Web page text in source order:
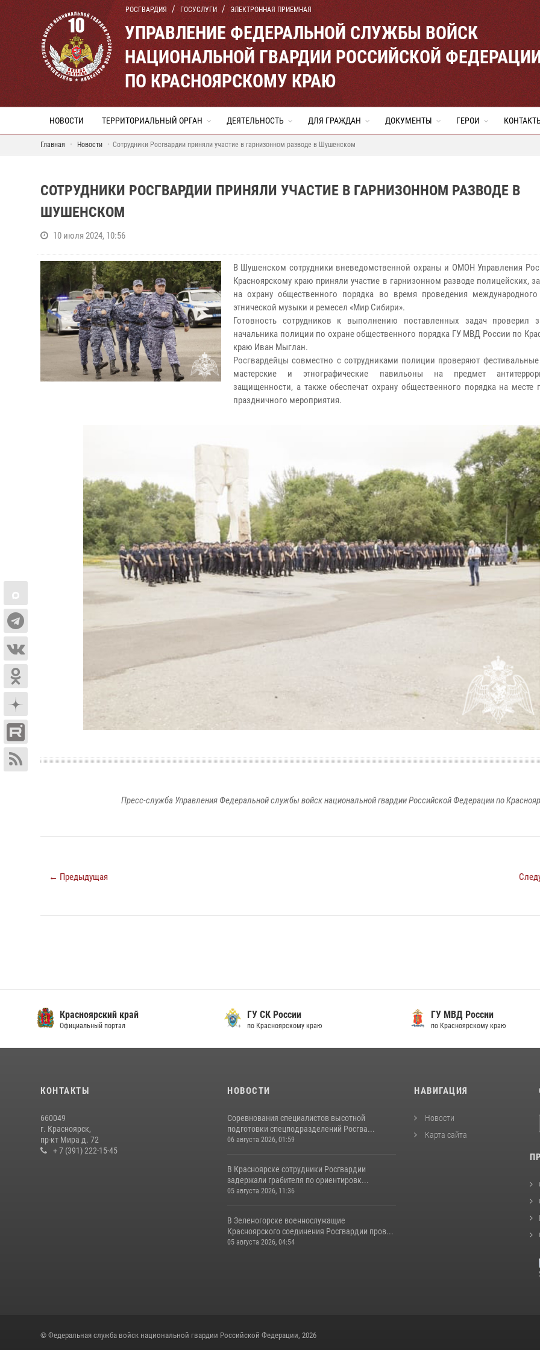
РОСГВАРДИЯ ГОСУСЛУГИ ЭЛЕКТРОННАЯ ПРИЕМНАЯ
УПРАВЛЕНИЕ ФЕДЕРАЛЬНОЙ СЛУЖБЫ ВОЙСК
НАЦИОНАЛЬНОЙ ГВАРДИИ РОССИЙСКОЙ
ПО КРАСНОЯРСКОМУ КРАЮ
НОВОСТИ ТЕРРИТОРИАЛЬНЫЙ ОРГАН ДЕЯТЕЛЬНОСТЬ ДЛЯ ГРАЖДАН ДОКУМЕНТЫ ГЕРОИ
Главная Новости Сотрудники Росгвардии приняли участие в гарнизонном разводе в Шушенском
СОТРУДНИКИ РОСГВАРДИИ ПРИНЯЛИ УЧАСТИЕ В ГАРНИЗОННОМ РАЗВОДЕ В
ШУШЕНСКОМ
10 июля 2024, 10:56
В Шушенском сотрудники вневедомственной охраны и ОМОН Управления
Красноярскому краю приняли участие в гарнизонном разводе полицейских,
на охрану общественного порядка во время проведения международного
этнической музыки и ремесел «Мир Сибири».
Готовность сотрудников к выполнению поставленных задач проверил
начальника полиции по охране общественного порядка ГУ МВД России по
краю Иван Мыглан.
Росгвардейцы совместно с сотрудниками полиции проверяют
мастерские и этнографические павильоны на предмет
защищенности, а также обеспечат охрану общественного порядка на месте
праздничного мероприятия.
Пресс-служба Управления Федеральной службы войск национальной гвардии Российской Федерации по
← Предыдущая
Красноярский край
Официальный портал
ГУ СК России
по Красноярскому краю
ГУ МВД России
по Красноярскому краю
КОНТАКТЫ
660049
г. Красноярск,
пр-кт Мира д. 72
+ 7 (391) 222-15-45
НОВОСТИ
Соревнования специалистов высотной
подготовки спецподразделений Росгва...
06 августа 2026, 01:59
В Красноярске сотрудники Росгвардии
задержали грабителя по ориентировк...
05 августа 2026, 11:36
В Зеленогорске военнослужащие
Красноярского соединения Росгвардии пров...
05 августа 2026, 04:54
НАВИГАЦИЯ
Новости
Карта сайта
© Федеральная служба войск национальной гвардии Российской Федерации, 2026